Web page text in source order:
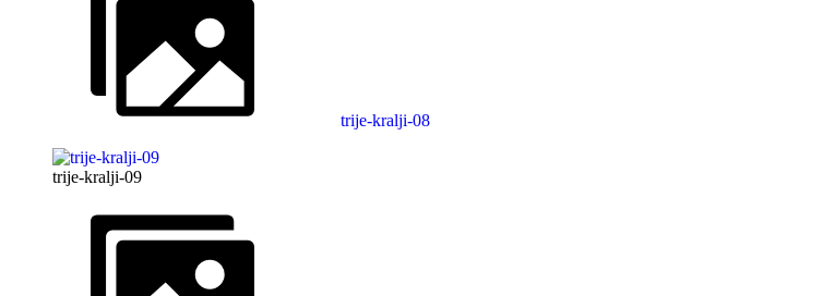
trije-kralji-08
trije-kralji-09